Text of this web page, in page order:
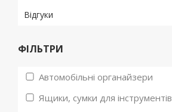
Відгуки
ФІЛЬТРИ
Автомобільні органайзери
Ящики, сумки для інструментів